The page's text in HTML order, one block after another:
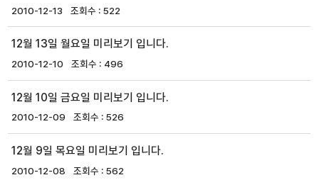
2010-12-13 522
12월 13일 월요일 미리보기 입니다.
2010-12-10 496
12월 10일 금요일 미리보기 입니다.
2010-12-09 526
12월 9일 목요일 미리보기 입니다.
2010-12-08 562